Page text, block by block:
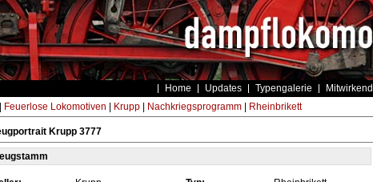
Home Updates Typengalerie
Feuerlose Lokomotiven Krupp| Nachkriegsprogramm| Rheinbrikett
Krupp 3777